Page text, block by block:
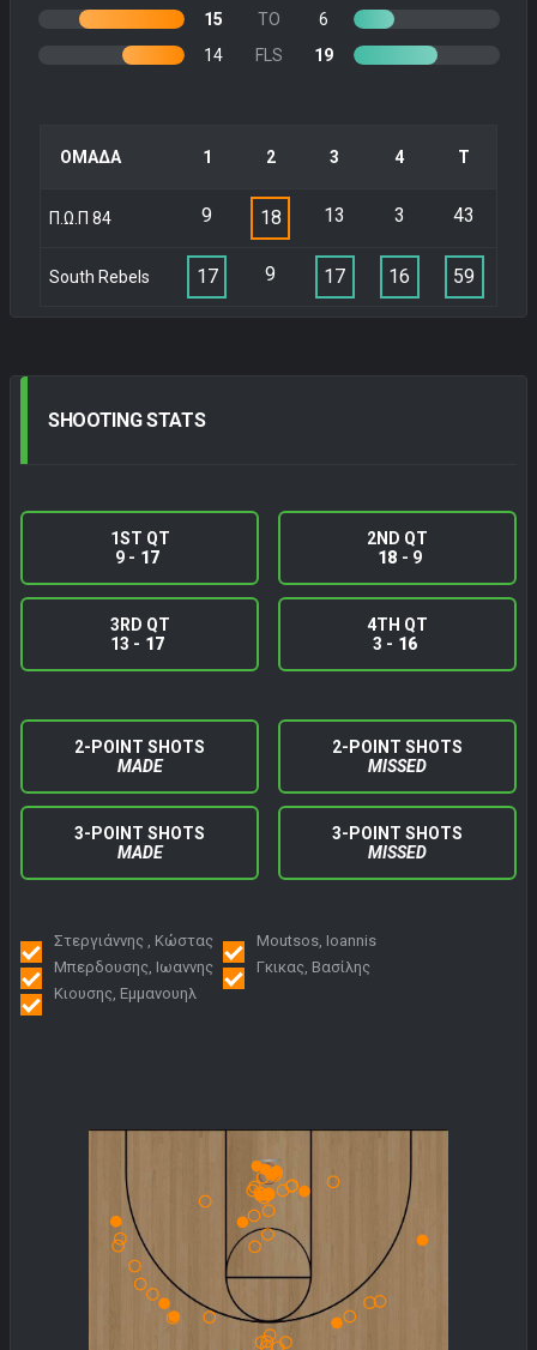
15
TO
6
14
FLS 19
ΟΜΑΔΑ 1 2 3 4 Τ
Π.Ω.Π 84 9 18 13 3 43
South Rebels 17 9 17 16 59
SHOOTINGSTATS
1ST QT
9 - 17
2ND QT
18 - 9
3RD QT
13 - 17
4TH QT
3 - 16
2-POINT SHOTS
MADE
2-POINT SHOTS
MISSED
3-POINT SHOTS
MADE
3-POINT SHOTS
MISSED
Στεργιάννης , Κώστας
Moutsos, Ioannis
Μπερδουσης, Ιωαννης
Γκικας, Βασίλης
Κιουσης, Εμμανουηλ